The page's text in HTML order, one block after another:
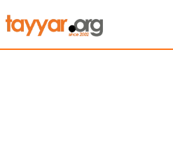
Thu, Aug 6th 29°C